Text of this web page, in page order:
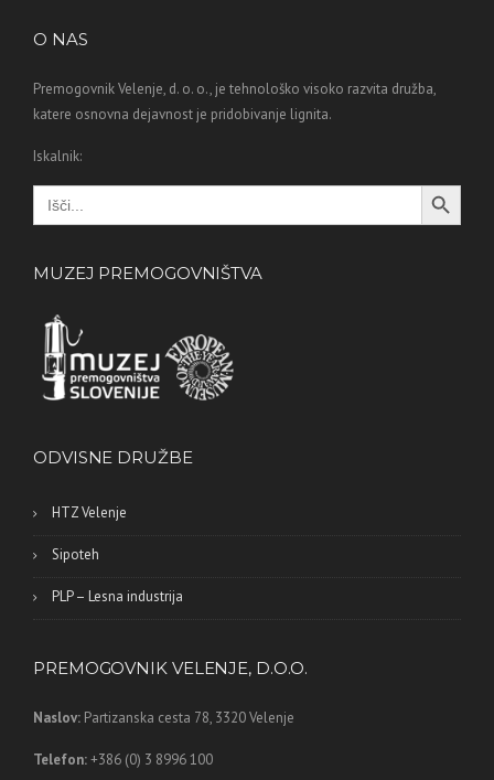
O NAS
Premogovnik Velenje, d. o. o., je tehnološko visoko razvita družba,
katere osnovna dejavnost je pridobivanje lignita.
Iskalnik:
Search
for:
Search Button
MUZEJ PREMOGOVNIŠTVA
ODVISNE DRUŽBE
HTZ Velenje
Sipoteh
PLP – Lesna industrija
PREMOGOVNIK VELENJE, D.O.O.
Naslov: Partizanska cesta 78, 3320 Velenje
Telefon:+386 (0) 3 8996 100